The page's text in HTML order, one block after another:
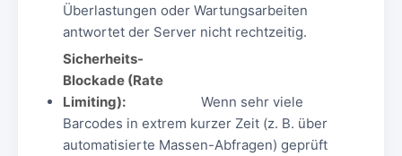
Überlastungen oder Wartungsarbeiten
antwortet der Server nicht rechtzeitig.
Sicherheits-
Blockade (Rate
Limiting):
Wenn sehr viele
Barcodes in extrem kurzer Zeit (z. B. über
automatisierte Massen-Abfragen) geprüft